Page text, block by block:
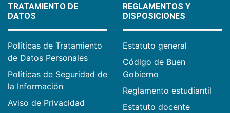
TRATAMIENTO DE
DATOS
Políticas de Tratamiento
de Datos Personales
Políticas de Seguridad de
la Información
Aviso de Privacidad
REGLAMENTOS Y
DISPOSICIONES
Estatuto general
Código de Buen
Gobierno
Reglamento estudiantil
Estatuto docente